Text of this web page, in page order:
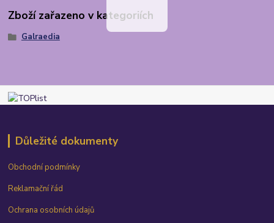
Zboží zařazeno v kategoriích
Galraedia
Důležité dokumenty
Obchodní podmínky
Reklamační řád
Ochrana osobních údajů